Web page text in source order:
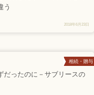
う
2018年6月23日
だったのに－サブリースの
相続・贈与